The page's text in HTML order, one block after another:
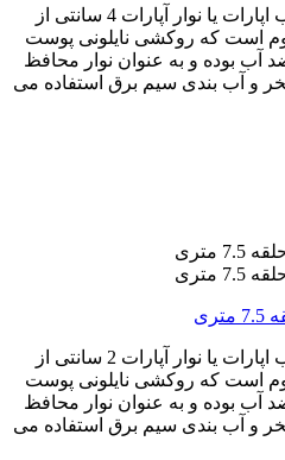
قیمت و خرید نوار آپارات : چسب اپارات یا نوار آپارات 4 سانتی از
است که روکشی نایلونی پوست
آب بوده و به عنوان نوار محافظ
و آب بندی سیم برق استفاده می
قیمت و خرید نوار آپارات : چسب اپارات یا نوار آپارات 2 سانتی از
است که روکشی نایلونی پوست
آب بوده و به عنوان نوار محافظ
و آب بندی سیم برق استفاده می